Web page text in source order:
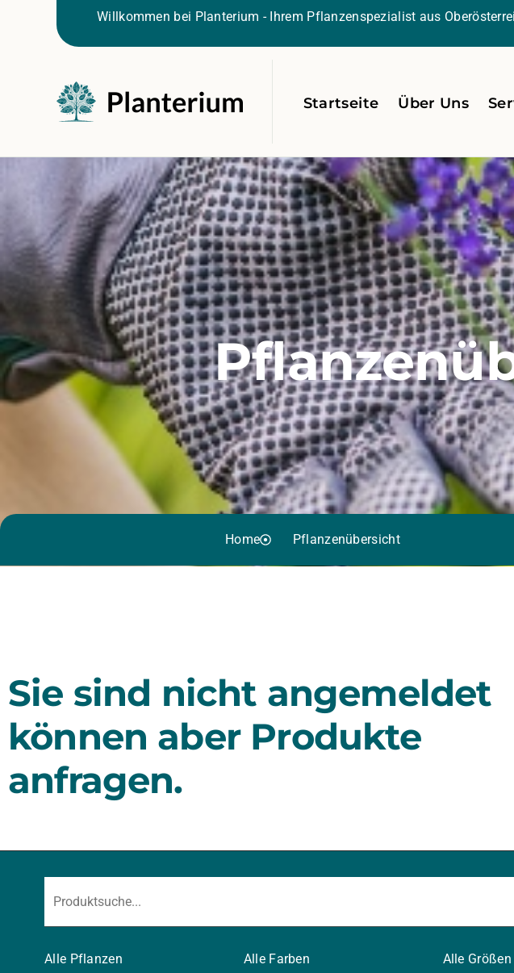
Willkommen bei Planterium - Ihrem Pflanzenspezialist aus
Startseite Über Uns
Home Pflanzenübersicht
Sie sind nicht angemeldet
können aber Produkte
anfragen.
Alle Pflanzen Alle Farben Alle Größen